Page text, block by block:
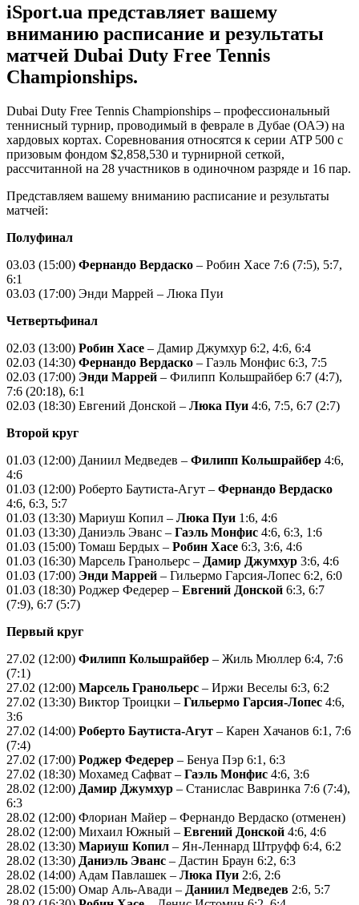
iSport.ua представляет вашему
вниманию расписание и результаты
матчей Dubai Duty Free Tennis
Championships.
Dubai Duty Free Tennis Championships – профессиональный
теннисный турнир, проводимый в феврале в Дубае (ОАЭ) на
хардовых кортах. Соревнования относятся к серии ATP 500 с
призовым фондом $2,858,530 и турнирной сеткой,
рассчитанной на 28 участников в одиночном разряде и 16 пар.
Представляем вашему вниманию расписание и результаты
матчей:
Полуфинал
03.03 (15:00) Фернандо Вердаско – Робин Хасе 7:6 (7:5), 5:7,
6:1
03.03 (17:00) Энди Маррей – Люка Пуи
Четвертьфинал
02.03 (13:00) Робин Хасе – Дамир Джумхур 6:2, 4:6, 6:4
02.03 (14:30) Фернандо Вердаско – Гаэль Монфис 6:3, 7:5
02.03 (17:00) Энди Маррей – Филипп Кольшрайбер 6:7 (4:7),
7:6 (20:18), 6:1
02.03 (18:30) Евгений Донской – Люка Пуи 4:6, 7:5, 6:7 (2:7)
Второй круг
01.03 (12:00) Даниил Медведев – Филипп Кольшрайбер 4:6,
4:6
01.03 (12:00) Роберто Баутиста-Агут – Фернандо Вердаско
4:6, 6:3, 5:7
01.03 (13:30) Мариуш Копил – Люка Пуи 1:6, 4:6
01.03 (13:30) Даниэль Эванс – Гаэль Монфис 4:6, 6:3, 1:6
01.03 (15:00) Томаш Бердых – Робин Хасе 6:3, 3:6, 4:6
01.03 (16:30) Марсель Гранольерс – Дамир Джумхур 3:6, 4:6
01.03 (17:00) Энди Маррей – Гильермо Гарсия-Лопес 6:2, 6:0
01.03 (18:30) Роджер Федерер – Евгений Донской 6:3, 6:7
(7:9), 6:7 (5:7)
Первый круг
27.02 (12:00) Филипп Кольшрайбер – Жиль Мюллер 6:4, 7:6
(7:1)
27.02 (12:00) Марсель Гранольерс – Иржи Веселы 6:3, 6:2
27.02 (13:30) Виктор Троицки – Гильермо Гарсия-Лопес 4:6,
3:6
27.02 (14:00) Роберто Баутиста-Агут – Карен Хачанов 6:1, 7:6
(7:4)
27.02 (17:00) Роджер Федерер – Бенуа Пэр 6:1, 6:3
27.02 (18:30) Мохамед Сафват – Гаэль Монфис 4:6, 3:6
28.02 (12:00) Дамир Джумхур – Станислас Вавринка 7:6 (7:4),
6:3
28.02 (12:00) Флориан Майер – Фернандо Вердаско (отменен)
28.02 (12:00) Михаил Южный – Евгений Донской 4:6, 4:6
28.02 (13:30) Мариуш Копил – Ян-Леннард Штруфф 6:4, 6:2
28.02 (13:30) Даниэль Эванс – Дастин Браун 6:2, 6:3
28.02 (14:00) Адам Павлашек – Люка Пуи 2:6, 2:6
28.02 (15:00) Омар Аль-Авади – Даниил Медведев 2:6, 5:7